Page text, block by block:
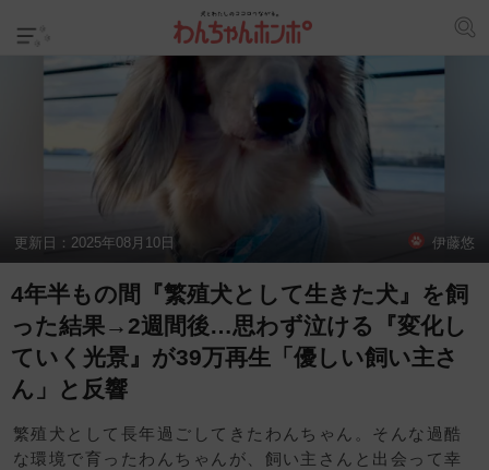
更新日： 2025年08月10日 伊藤悠
4年半もの間『繁殖犬として生きた犬』を飼
った結果→2週間後…思わず泣ける『変化し
ていく光景』が39万再生「優しい飼い主さ
ん」と反響
繁殖犬として長年過ごしてきたわんちゃん。そんな過酷
な環境で育ったわんちゃんが、飼い主さんと出会って幸